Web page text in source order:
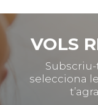
VOLS
selecciona